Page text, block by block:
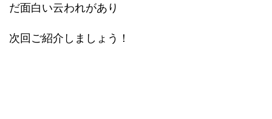
だ面白い云われがあり
次回ご紹介しましょう！